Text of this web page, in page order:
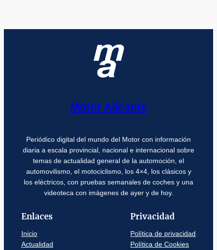
Motor Alicante
Periódico digital del mundo del Motor con información
diaria a escala provincial, nacional e internacional sobre
temas de actualidad general de la automoción, el
automovilismo, el motociclismo, los 4×4, los clásicos y
los eléctricos, con pruebas semanales de coches y una
videoteca con imágenes de ayer y de hoy.
Enlaces
Inicio
Actualidad
Privacidad
Política de privacidad
Política de Cookies